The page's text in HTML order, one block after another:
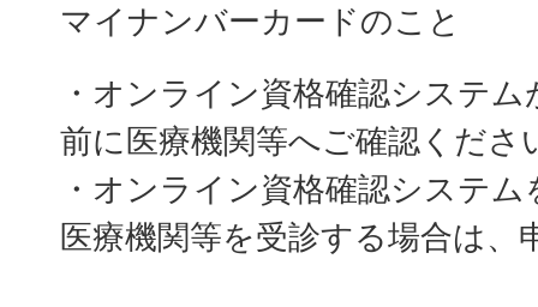
マイナンバーカードのこと
・オンライン資格確認システ
前に医療機関等へご確認くださ
・オンライン資格確認システ
医療機関等を受診する場合は、